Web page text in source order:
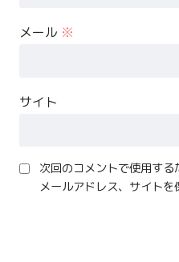
メール ※
サイト
次回のコメントで使用する
メールアドレス、サイトを